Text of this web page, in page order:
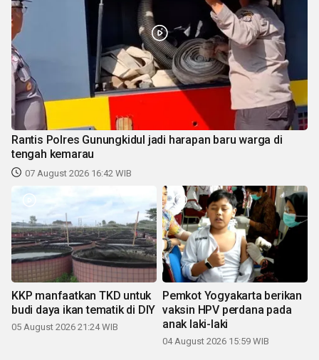
Rantis Polres Gunungkidul jadi harapan baru warga di
tengah kemarau
07 August 2026 16:42 WIB
KKP manfaatkan TKD untuk
budi daya ikan tematik di DIY
05 August 2026 21:24 WIB
Pemkot Yogyakarta berikan
vaksin HPV perdana pada
anak laki-laki
04 August 2026 15:59 WIB